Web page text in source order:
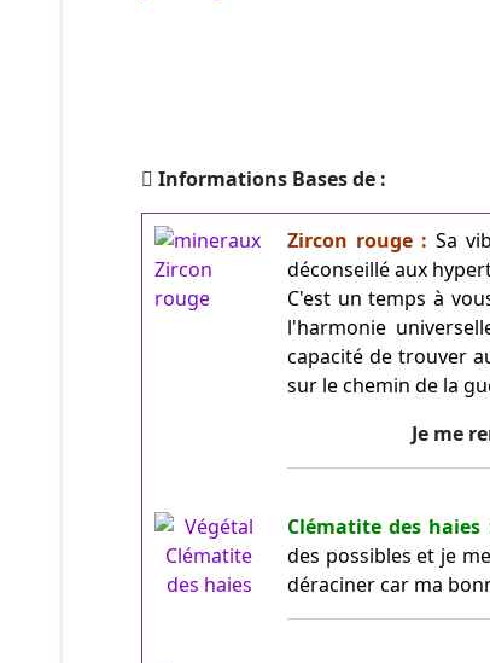
Informations Bases de :
Zircon rouge :Sa
déconseillé aux
C'est un temps à
l'harmonie
capacité de trouver
sur le chemin de la
Je me
Clématite des haies
des possibles et je
déraciner car ma